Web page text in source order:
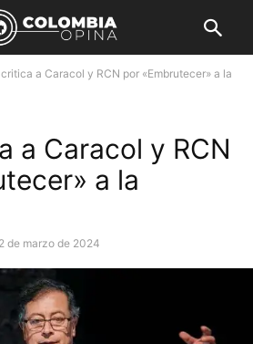
a Caracol y RCN por «Embrutecer» a la
a Caracol y RCN
a la
de marzo de 2024